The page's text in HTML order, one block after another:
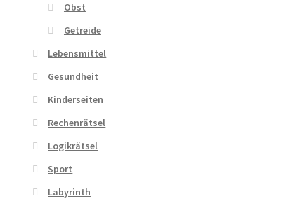
Obst
Getreide
Lebensmittel
Gesundheit
Kinderseiten
Rechenrätsel
Logikrätsel
Sport
Labyrinth